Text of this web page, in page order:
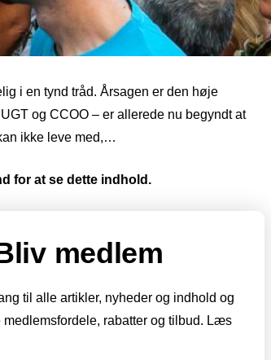
i en tynd tråd. Årsagen er den høje
og CCOO – er allerede nu begyndt at
ikke leve med,…
for at se dette indhold.
medlem
til alle artikler, nyheder og indhold og
rabatter og tilbud. Læs